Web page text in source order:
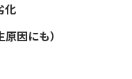
化
因にも）